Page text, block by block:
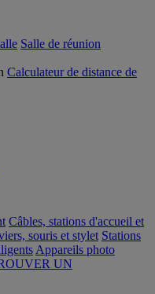
Salle de réunion
Calculateur de distance de
Câbles, stations d'accueil et
souris et stylet Stations
Appareils photo
UN